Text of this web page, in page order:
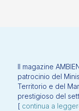
Il magazine
patrocinio del
Territorio e del
prestigioso del
[ continua a